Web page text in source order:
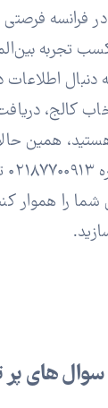
فرانسه فرصتی
تجربه
دنبال اطلاعات
کالج،
همین
را هموار
سوال های پر